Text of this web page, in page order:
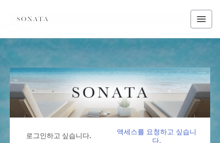
로그인하고 싶습니다.
액세스를 요청하고 싶습니
다.